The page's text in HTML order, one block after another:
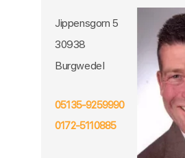
Jippensgorn 5
30938
Burgwedel
05135-9259990
0172-5110885